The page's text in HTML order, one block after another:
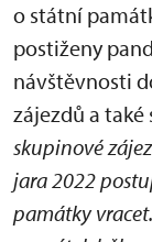
o státní
postiženy
návštěvnosti
zájezdů a
skupinové
jara 2022
památky